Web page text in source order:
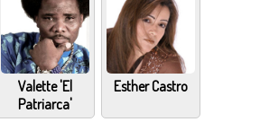
Valette 'El
Patriarca'
Esther Castro